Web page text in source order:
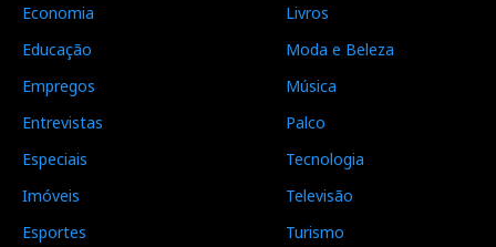
Economia
Educação
Empregos
Entrevistas
Especiais
Imóveis
Esportes
Livros
Moda e Beleza
Música
Palco
Tecnologia
Televisão
Turismo